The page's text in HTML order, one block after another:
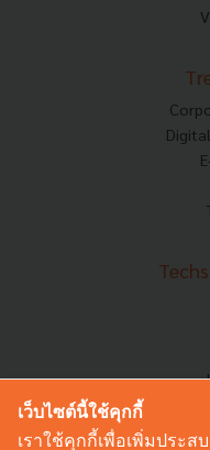
เว็บไซต์นี้ใช้คุกกี้
เราใช้คุกกี้เพื่อเพิ่มประ